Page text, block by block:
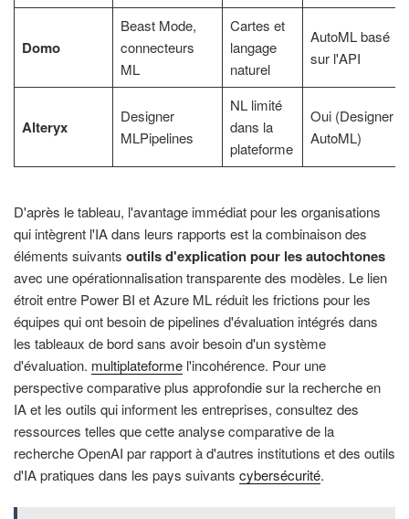
Domo
Beast Mode,
connecteurs
ML
Cartes et
langage
naturel
AutoML basé
sur l'API
Alteryx
Designer
MLPipelines
NL limité
dans la
plateforme
Oui (Designer
AutoML)
D'après le tableau, l'avantage immédiat pour les organisations
qui intègrent l'IA dans leurs rapports est la combinaison des
éléments suivants outils d'explication pour les autochtones
avec une opérationnalisation transparente des modèles. Le lien
étroit entre Power BI et Azure ML réduit les frictions pour les
équipes qui ont besoin de pipelines d'évaluation intégrés dans
les tableaux de bord sans avoir besoin d'un système
d'évaluation. multiplateforme l'incohérence. Pour une
perspective comparative plus approfondie sur la recherche en
IA et les outils qui informent les entreprises, consultez des
ressources telles que cette analyse comparative de la
recherche OpenAI par rapport à d'autres institutions et des outils
d'IA pratiques dans les pays suivants cybersécurité.